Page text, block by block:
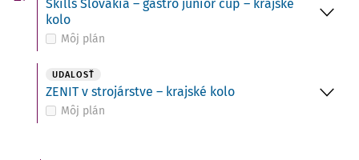
Skills Slovakia – gastro junior cup – krajské
kolo
Môj plán
UDALOSŤ
ZENIT v strojárstve – krajské kolo
Môj plán